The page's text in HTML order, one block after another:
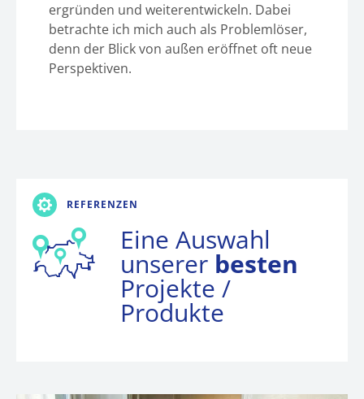
ergründen und weiterentwickeln. Dabei
betrachte ich mich auch als Problemlöser,
denn der Blick von außen eröffnet oft neue
Perspektiven.
REFERENZEN
Eine Auswahl
unserer besten
Projekte /
Produkte